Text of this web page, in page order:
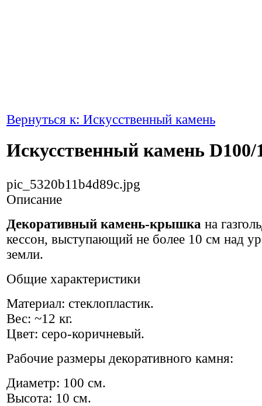
Вернуться к: Искусственный камень
Искусственный камень D100/
pic_5320b11b4d89c.jpg
Описание
Декоративный камень-крышка на
кессон, выступающий не более 10 см над
земли.
Общие характеристики
Материал: стеклопластик.
Вес: ~12 кг.
Цвет: серо-коричневый.
Рабочие размеры декоративного камня:
Диаметр: 100 см.
Высота: 10 см.